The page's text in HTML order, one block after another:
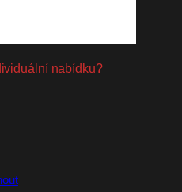
nabídku?